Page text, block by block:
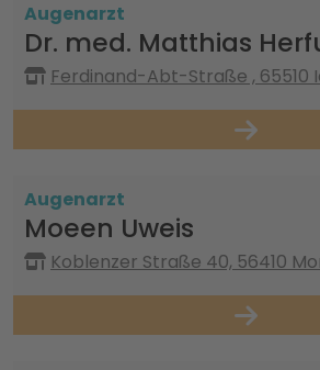
Augenarzt
Dr. med. Matthias
Ferdinand-Abt-Straße , 65510
Augenarzt
Moeen Uweis
Koblenzer Straße 40, 56410